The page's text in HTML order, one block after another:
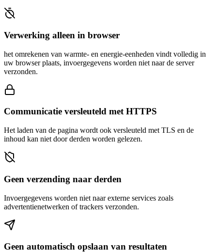
Verwerking alleen in browser
het omrekenen van warmte- en energie-eenheden vindt volledig in
uw browser plaats, invoergegevens worden niet naar de server
verzonden.
Communicatie versleuteld met HTTPS
Het laden van de pagina wordt ook versleuteld met TLS en de
inhoud kan niet door derden worden gelezen.
Geen verzending naar derden
Invoergegevens worden niet naar externe services zoals
advertentienetwerken of trackers verzonden.
Geen automatisch opslaan van resultaten